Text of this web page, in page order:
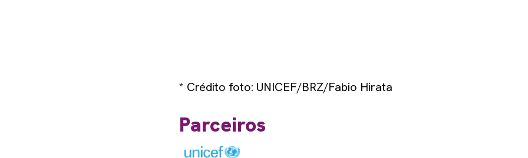
* Crédito foto: UNICEF/BRZ/Fabio Hirata
Parceiros